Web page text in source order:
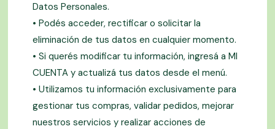
Datos Personales.
• Podés acceder, rectificar o solicitar la
eliminación de tus datos en cualquier momento.
• Si querés modificar tu información, ingresá a MI
CUENTA y actualizá tus datos desde el menú.
• Utilizamos tu información exclusivamente para
gestionar tus compras, validar pedidos, mejorar
nuestros servicios y realizar acciones de